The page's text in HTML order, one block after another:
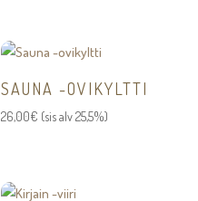
97,00€
SAUNA -OVIKYLTTI
26,00€ (sis alv 25,5%)